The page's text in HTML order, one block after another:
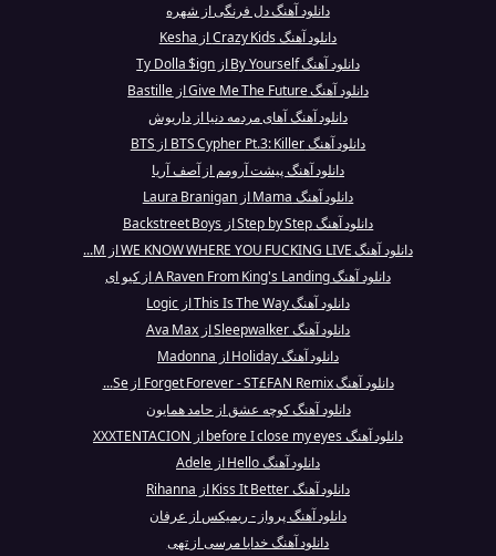
دانلود آهنگ دل فرنگی از شهره
دانلود آهنگ Crazy Kids از Kesha
دانلود آهنگ By Yourself از Ty Dolla $ign
دانلود آهنگ Give Me The Future از Bastille
دانلود آهنگ آهای مردمه دنیا از داریوش
دانلود آهنگ BTS Cypher Pt.3: Killer از BTS
دانلود آهنگ پیشت آرومم از آصف آریا
دانلود آهنگ Mama از Laura Branigan
دانلود آهنگ Step by Step از Backstreet Boys
دانلود آهنگ WE KNOW WHERE YOU FUCKING LIVE از M...
دانلود آهنگ A Raven From King's Landing از کیو ای
دانلود آهنگ This Is The Way از Logic
دانلود آهنگ Sleepwalker از Ava Max
دانلود آهنگ Holiday از Madonna
دانلود آهنگ Forget Forever - ST£FAN Remix از Se...
دانلود آهنگ کوچه عشق از حامد همایون
دانلود آهنگ before I close my eyes از XXXTENTACION
دانلود آهنگ Hello از Adele
دانلود آهنگ Kiss It Better از Rihanna
دانلود آهنگ پرواز - ریمیکس از عرفان
دانلود آهنگ خدایا مرسی از تهی